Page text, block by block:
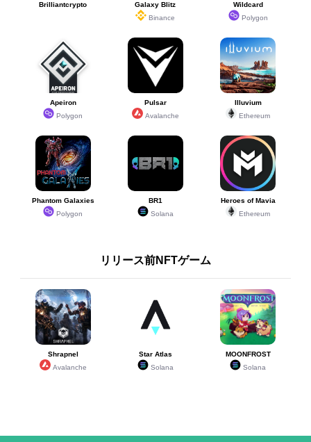
Brilliantcrypto
Galaxy Blitz
Binance
Wildcard
Polygon
Apeiron
Polygon
Pulsar
Avalanche
Illuvium
Ethereum
Phantom Galaxies
Polygon
BR1
Solana
Heroes of Mavia
Ethereum
リリース前NFTゲーム
Shrapnel
Avalanche
Star Atlas
Solana
MOONFROST
Solana